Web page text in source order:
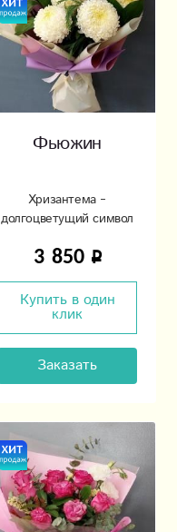
Фьюжин
Хризантема –
долгоцветущий символ
3 850
Купить в один
клик
Заказать